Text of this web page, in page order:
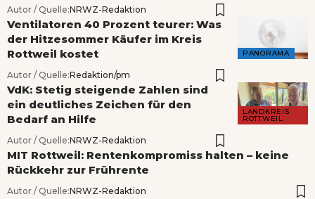
Autor / Quelle:NRWZ-Redaktion
PANORAMA
Ventilatoren 40 Prozent teurer: Was
der Hitzesommer Käufer im Kreis
Rottweil kostet
Autor / Quelle:Redaktion/pm
LANDKREIS
ROTTWEIL
VdK: Stetig steigende Zahlen sind
ein deutliches Zeichen für den
Bedarf an Hilfe
Autor / Quelle:NRWZ-Redaktion
MIT Rottweil: Rentenkompromiss halten – keine
Rückkehr zur Frührente
Autor / Quelle:NRWZ-Redaktion